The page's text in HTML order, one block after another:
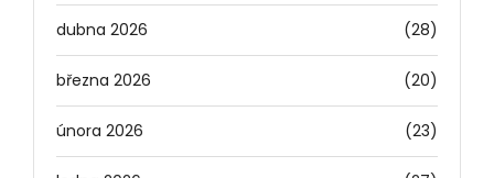
dubna 2026 (28)
března 2026 (20)
února 2026 (23)